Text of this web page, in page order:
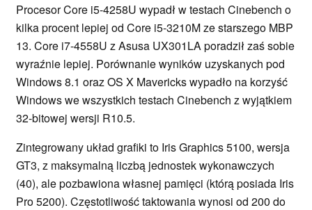
Procesor Core i5-4258U wypadł w testach Cinebench o
kilka procent lepiej od Core i5-3210M ze starszego MBP
13. Core i7-4558U z Asusa UX301LA poradził zaś sobie
wyraźnie lepiej. Porównanie wyników uzyskanych pod
Windows 8.1 oraz OS X Mavericks wypadło na korzyść
Windows we wszystkich testach Cinebench z wyjątkiem
32-bitowej wersji R10.5.
Zintegrowany układ grafiki to Iris Graphics 5100, wersja
GT3, z maksymalną liczbą jednostek wykonawczych
(40), ale pozbawiona własnej pamięci (którą posiada Iris
Pro 5200). Częstotliwość taktowania wynosi od 200 do